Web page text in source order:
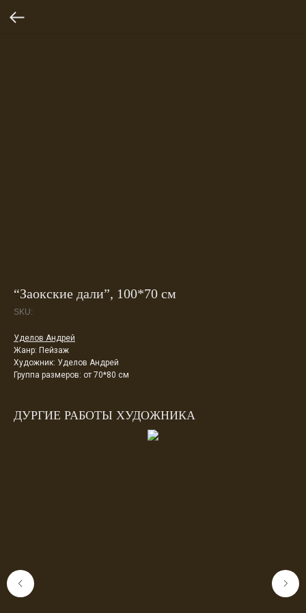
“Заокские дали”, 100*70 см
SKU:
Уделов Андрей
Жанр: Пейзаж
Художник: Уделов Андрей
Группа размеров: от 70*80 см
ДУРГИЕ РАБОТЫ ХУДОЖНИКА